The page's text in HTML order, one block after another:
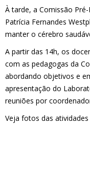
À tarde, a Comissão
Patrícia Fernandes
manter o cérebro
A partir das 14h, os
com as pedagogas da
abordando objetivos e
apresentação do
reuniões por
Veja fotos das